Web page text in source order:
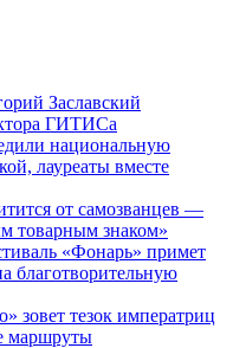
Заславский
ГИТИСа
национальную
лауреаты вместе
от самозванцев —
товарным знаком»
«Фонарь» примет
благотворительную
зовет тезок императриц
маршруты